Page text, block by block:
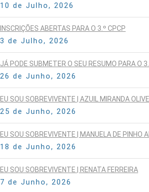
10 de Julho, 2026
INSCRIÇÕES ABERTAS PARA O 3.º CPCP
3 de Julho, 2026
JÁ PODE SUBMETER O SEU RESUMO PARA O
26 de Junho, 2026
EU SOU SOBREVIVENTE | AZUIL MIRANDA
25 de Junho, 2026
EU SOU SOBREVIVENTE | MANUELA DE PINHO
18 de Junho, 2026
EU SOU SOBREVIVENTE | RENATA FERREIRA
7 de Junho, 2026